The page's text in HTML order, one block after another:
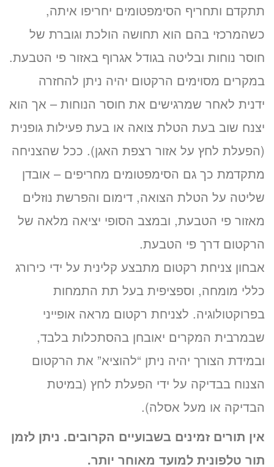
תתקדם ותחריף הסימפטומים יחריפו איתה,
כשהמרכזי בהם הוא תחושה הולכת וגוברת של
חוסר נוחות ובליטה בגודל אגרוף באזור פי הטבעת.
במקרים מסוימים הרקטום יהיה ניתן להחזרה
ידנית לאחר שמרגישים את חוסר הנוחות – אך הוא
יצנח שוב בעת הטלת צואה או בעת פעילות גופנית
(הפעלת לחץ על אזור רצפת האגן). ככל שהצניחה
מתקדמת כך גם הסימפטומים מחריפים – אובדן
שליטה על הטלת הצואה, דימום והפרשת נוזלים
מאזור פי הטבעת, ובמצב הסופי יציאה מלאה של
הרקטום דרך פי הטבעת.
אבחון צניחת רקטום מתבצע קלינית על ידי כירורג
כללי מומחה, וספציפית בעל תת התמחות
בפרוקטולוגיה. לצניחת רקטום מראה אופייני
שבמרבית המקרים יאובחן בהסתכלות בלבד,
ובמידת הצורך יהיה ניתן “להוציא” את הרקטום
הצנוח בבדיקה על ידי הפעלת לחץ (במיטת
הבדיקה או מעל אסלה).
אין תורים זמינים בשבועיים הקרובים. ניתן לזמן
תור טלפונית למועד מאוחר יותר.